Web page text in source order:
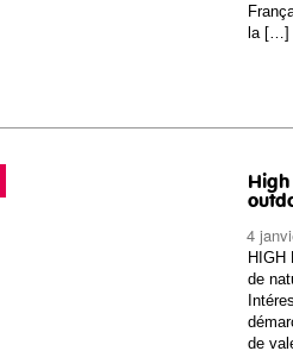
la […]
4
HIGH
de
de